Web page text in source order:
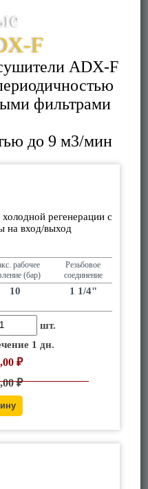
F
ADX-F
фильтрами
до 9 м3/мин
регенерации с
на вход/выход
рабочее
(бар)
Резьбовое
соединение
10 1 1/4"
шт.
1 дн.
₽
₽